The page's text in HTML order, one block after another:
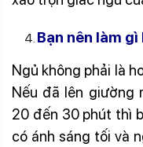
Bạn nên làm
Ngủ không phải là
Nếu đã lên giường
20 đến 30 phút thì
có ánh sáng tối và